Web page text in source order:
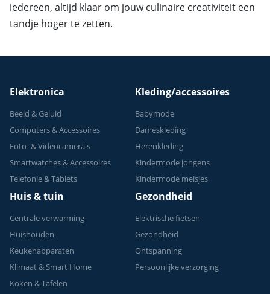
iedereen, altijd klaar om jouw culinaire creativiteit een
tandje hoger te zetten.
Elektronica
Beeld & Geluid
Computers & Accessoires
Foto- & Videocamera's
Smartwatches & Accessoires
Telefonie & Tablets
Kleding/accessoires
Babymode
Dameskleding
Herenkleding
Kindermode jongens
Kindermode meisjes
Huis & tuin
Centrale verwarming
Huishouden
Keukenapparaten
Klimaat & Smart Home
Koken & Tafelen
Gezondheid
Elektrische fietsen
Gezondheid
Ontspanning
Persoonlijke verzorging